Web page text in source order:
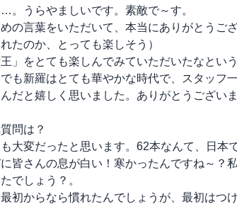
。うらやましいです。素敵で～す。
の言葉をいただいて、本当にありがとうご
たのか、とっても楽しそう）
」をとても楽しんでみていただいたなとい
も新羅はとても華やかな時代で、スタッフ
だと嬉しく思いました。ありがとうございま
問は？
大変だったと思います。62本なんて、日本
皆さんの息が白い！寒かったんですね～？
でしょう？。
初からなら慣れたんでしょうが、最初はつ